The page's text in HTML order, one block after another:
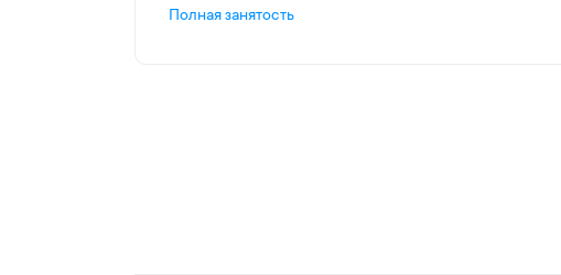
Полная занятость